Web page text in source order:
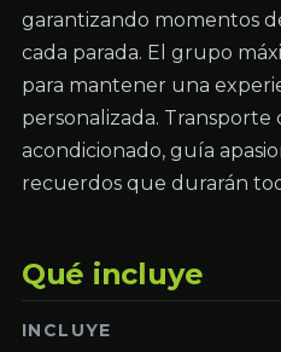
garantizando momentos
cada parada. El grupo
para mantener una
personalizada. Transporte
acondicionado, guía
recuerdos que durarán
Qué incluye
INCLUYE